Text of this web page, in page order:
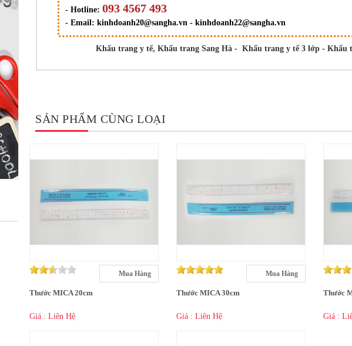
- Hotline: 093 4567 493
- Email: kinhdoanh20@sangha.vn - kinhdoanh22@sangha.vn
Khẩu trang y tế,Khẩu trang Sang Hà -Khẩu trang y tế 3 lớp -Khẩu
SẢN PHẨM CÙNG LOẠI
Mua Hàng
Thước MICA 20cm
Giá : Liên Hệ
Mua Hàng
Thước MICA 30cm
Giá : Liên Hệ
Thước
Giá :